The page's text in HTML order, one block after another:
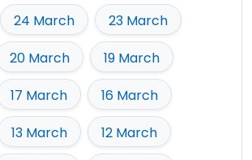
24 March
23 March
20 March
19 March
17 March
16 March
13 March
12 March